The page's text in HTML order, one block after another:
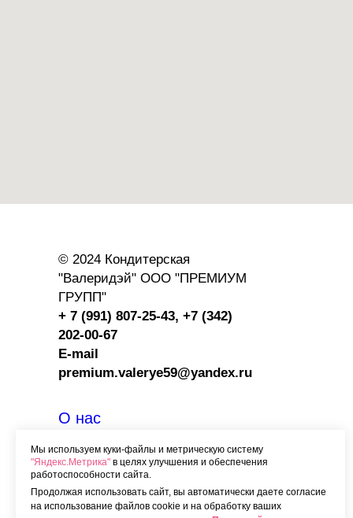
Мы используем куки-файлы и метрическую систему
"Яндекс.Метрика" в целях улучшения и обеспечения
работоспособности сайта.
Продолжая использовать сайт, вы автоматически даете согласие
на использование файлов cookie и на обработку ваших
© 2024 Кондитерская
"Валеридэй" ООО "ПРЕМИУМ
ГРУПП"
+ 7 (991) 807-25-43, +7 (342)
202-00-67
E-mail
premium.valerye59@yandex.ru
О нас
Контакты
Программа лояльности